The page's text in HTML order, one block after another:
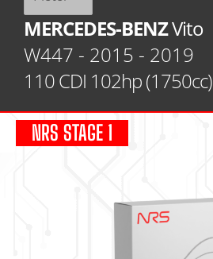
MERCEDES-BENZVito
W447 - 2015 - 2019
110 CDI 102hp (1750cc)
NRS STAGE 1